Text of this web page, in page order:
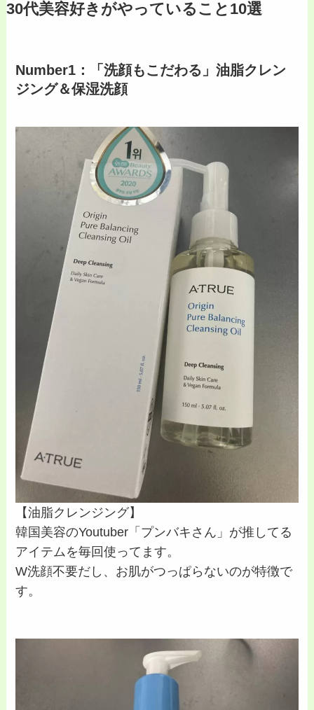
30代美容好きがやっていること10選
Number1：「洗顔もこだわる」油脂クレン
ジング＆保湿洗顔
【油脂クレンジング】
韓国美容のYoutuber「プンバキさん」が推してる
アイテムを毎回使ってます。
W洗顔不要だし、お肌がつっぱらないのが特徴で
す。